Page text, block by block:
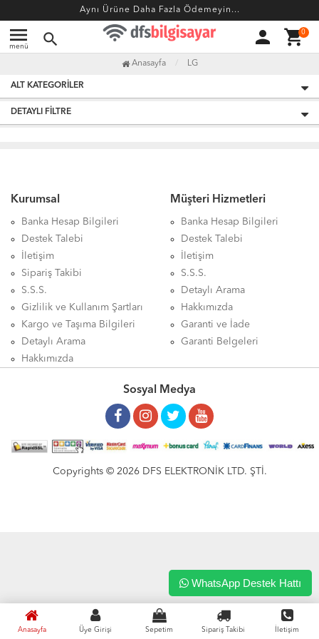
Aynı Ürüne Daha Fazla Ödemeyin...
menu
menü search person shopping_cart0
Anasayfa Üye Girişi Sepetim Sipariş Takibi İletişim
Anasayfa LG
ALT KATEGORILER
DETAYLI FILTRE
Kurumsal
Banka Hesap Bilgileri
Destek Talebi
İletişim
Sipariş Takibi
S.S.S.
Gizlilik ve Kullanım Şartları
Kargo ve Taşıma Bilgileri
Detaylı Arama
Hakkımızda
Müşteri Hizmetleri
Banka Hesap Bilgileri
Destek Talebi
İletişim
S.S.S.
Detaylı Arama
Hakkımızda
Garanti ve İade
Garanti Belgeleri
Sosyal Medya
Copyrights © 2026 DFS ELEKTRONİK LTD. ŞTİ.
WhatsApp Destek Hattı